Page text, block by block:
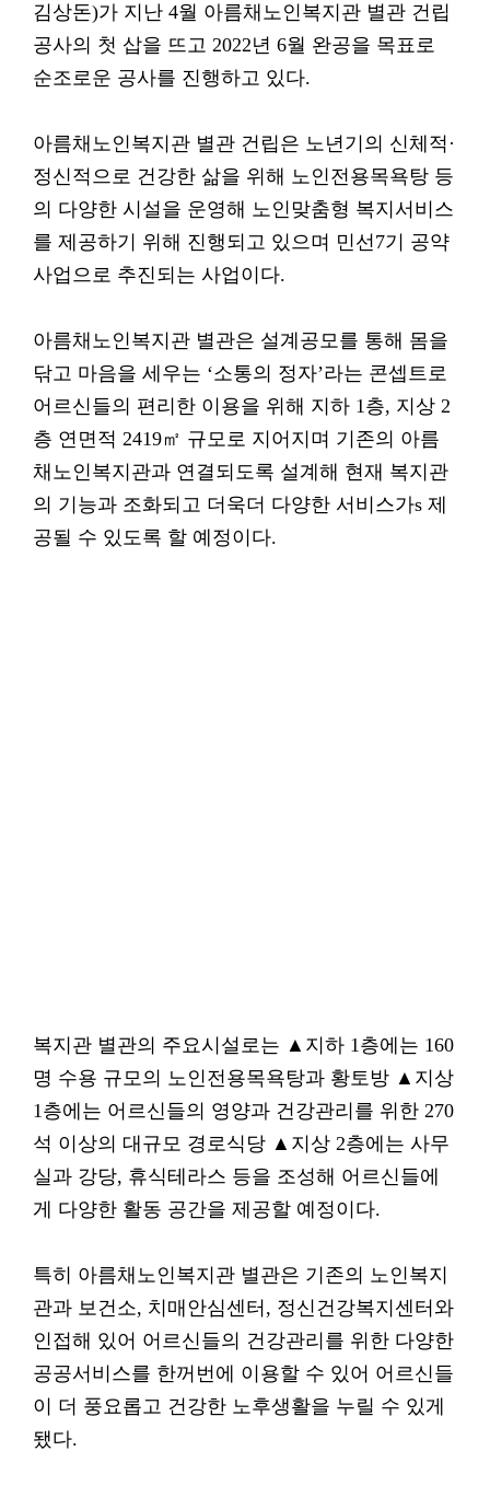
김상돈)가 지난 4월 아름채노인복지관 별관 건립
공사의 첫 삽을 뜨고 2022년 6월 완공을 목표로
순조로운 공사를 진행하고 있다.
아름채노인복지관 별관 건립은 노년기의 신체적·
정신적으로 건강한 삶을 위해 노인전용목욕탕 등
의 다양한 시설을 운영해 노인맞춤형 복지서비스
를 제공하기 위해 진행되고 있으며 민선7기 공약
사업으로 추진되는 사업이다.
아름채노인복지관 별관은 설계공모를 통해 몸을
닦고 마음을 세우는 ‘소통의 정자’라는 콘셉트로
어르신들의 편리한 이용을 위해 지하 1층, 지상 2
층 연면적 2419㎡ 규모로 지어지며 기존의 아름
채노인복지관과 연결되도록 설계해 현재 복지관
의 기능과 조화되고 더욱더 다양한 서비스가s 제
공될 수 있도록 할 예정이다.
복지관 별관의 주요시설로는 ▲지하 1층에는 160
명 수용 규모의 노인전용목욕탕과 황토방 ▲지상
1층에는 어르신들의 영양과 건강관리를 위한 270
석 이상의 대규모 경로식당 ▲지상 2층에는 사무
실과 강당, 휴식테라스 등을 조성해 어르신들에
게 다양한 활동 공간을 제공할 예정이다.
특히 아름채노인복지관 별관은 기존의 노인복지
관과 보건소, 치매안심센터, 정신건강복지센터와
인접해 있어 어르신들의 건강관리를 위한 다양한
공공서비스를 한꺼번에 이용할 수 있어 어르신들
이 더 풍요롭고 건강한 노후생활을 누릴 수 있게
됐다.